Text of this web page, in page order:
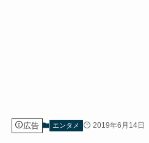
広告 エンタメ 2019年6月14日